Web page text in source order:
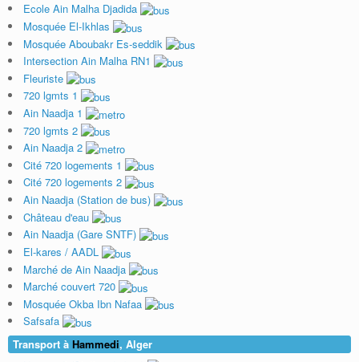
Ecole Ain Malha Djadida
Mosquée El-Ikhlas
Mosquée Aboubakr Es-seddik
Intersection Ain Malha RN1
Fleuriste
720 lgmts 1
Ain Naadja 1
720 lgmts 2
Ain Naadja 2
Cité 720 logements 1
Cité 720 logements 2
Ain Naadja (Station de bus)
Château d'eau
Ain Naadja (Gare SNTF)
El-kares / AADL
Marché de Ain Naadja
Marché couvert 720
Mosquée Okba Ibn Nafaa
Safsafa
Transport à Hammedi, Alger